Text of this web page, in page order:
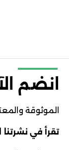
انضم
الموثوقة
تقرأ في